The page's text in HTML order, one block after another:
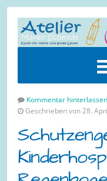
Kommentar hinterlassen
Geschrieben von 28.